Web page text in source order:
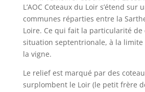
L’AOC Coteaux du Loir s’étend sur
communes réparties entre la
Loire. Ce qui fait la particularité de
situation septentrionale, à la
la vigne.
Le relief est marqué par des
surplombent le Loir (le petit frère